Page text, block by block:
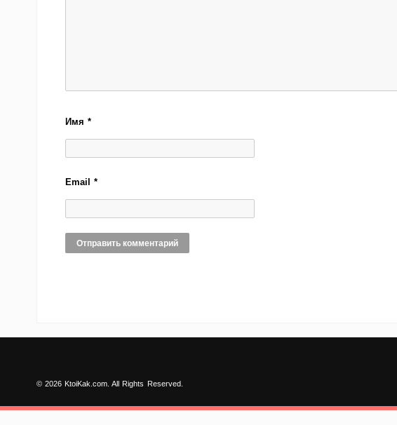
Имя*
Email*
© 2026 KtoiKak.com. All Rights Reserved.